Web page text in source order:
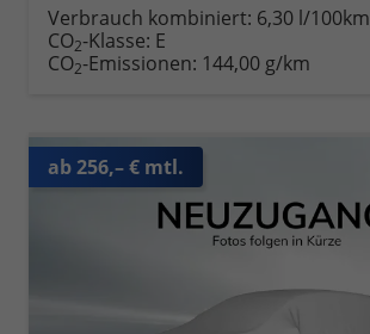
Verbrauch kombiniert: 6,30 l/100km
CO2-Klasse: E
CO2-Emissionen: 144,00 g/km
ab 256,– € mtl.